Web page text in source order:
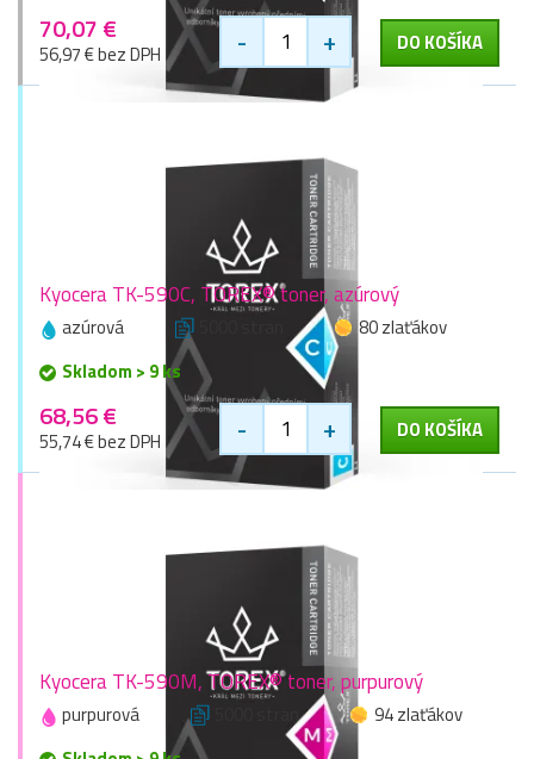
70,07 €
56,97 € bez DPH - + DO KOŠÍKA
Kyocera TK-590C, TOREX® toner, azúrový
azúrová
80 zlaťákov
Skladom > 9 ks
68,56 €
55,74 € bez DPH - + DO KOŠÍKA
Kyocera TK-590M, TOREX® toner, purpurový
purpurová 5000 stran
94 zlaťákov